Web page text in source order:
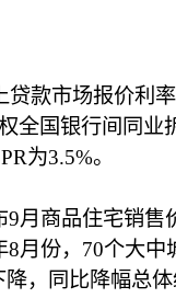
款市场报价利
全国银行间同业
为3.5%。
商品住宅销售
8月份，70个大中
，同比降幅总